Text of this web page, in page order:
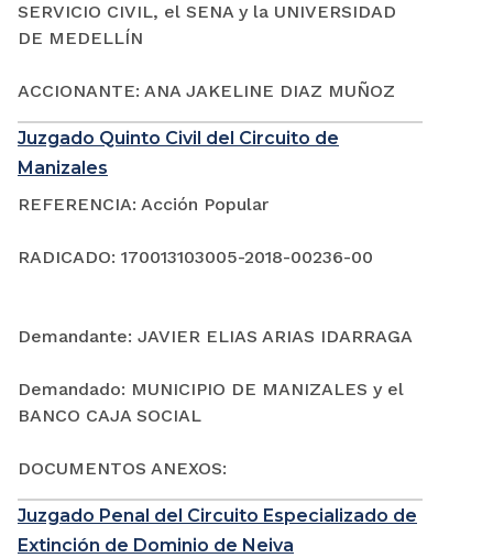
SERVICIO CIVIL, el SENA y la UNIVERSIDAD
DE MEDELLÍN
ACCIONANTE: ANA JAKELINE DIAZ MUÑOZ
Juzgado Quinto Civil del Circuito de
Manizales
REFERENCIA: Acción Popular
RADICADO: 170013103005-2018-00236-00
Demandante: JAVIER ELIAS ARIAS IDARRAGA
Demandado: MUNICIPIO DE MANIZALES y el
BANCO CAJA SOCIAL
DOCUMENTOS ANEXOS:
Juzgado Penal del Circuito Especializado de
Extinción de Dominio de Neiva